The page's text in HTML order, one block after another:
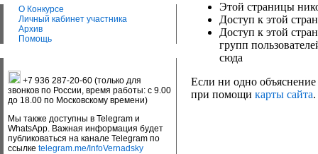
О Конкурсе
Личный кабинет участника
Архив
Помощь
+7 936 287-20-60 (только для
звонков по России, время работы: с 9.00
до 18.00 по Московскому времени)
Мы также доступны в Telegram и
WhatsApp. Важная информация будет
публиковаться на канале Telegram по
ссылке telegram.me/InfoVernadsky
Этой страницы
Доступ к этой
Доступ к этой
групп
сюда
Если ни одно объяснение
при помощи карты сайта.